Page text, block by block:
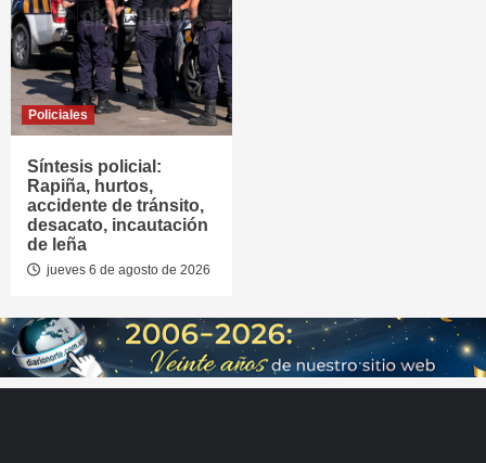
Policiales
Síntesis policial:
Rapiña, hurtos,
accidente de tránsito,
desacato, incautación
de leña
jueves 6 de agosto de 2026